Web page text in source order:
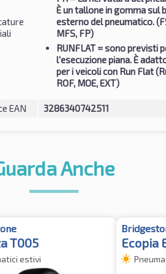
È un tallone in gomma sul
esterno del pneumatico.
MFS, FP)
RUNFLAT= sono previsti
l'esecuzione piana. È
per i veicoli con Run Flat
ROF, MOE, EXT)
EAN 3286340742511
Anche
T005
estivi
Ecopia